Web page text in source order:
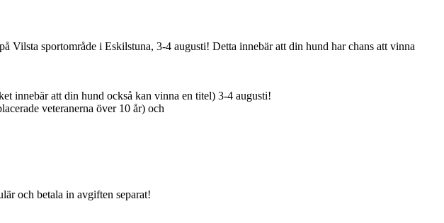
Vilsta sportområde i Eskilstuna, 3-4 augusti! Detta innebär att din hund har chans att vinna
innebär att din hund också kan vinna en titel) 3-4 augusti!
veteranerna över 10 år) och
och betala in avgiften separat!